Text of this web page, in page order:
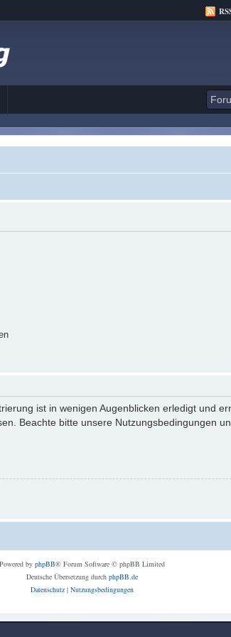
ist in wenigen Augenblicken erledigt und
Beachte bitte unsere Nutzungsbedingungen
Powered by phpBB® Forum Software © phpBB Limited
Deutsche Übersetzung durch phpBB.de
Datenschutz| Nutzungsbedingungen